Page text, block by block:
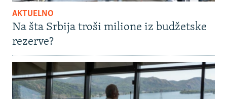
AKTUELNO
Na šta Srbija troši milione iz budžetske
rezerve?